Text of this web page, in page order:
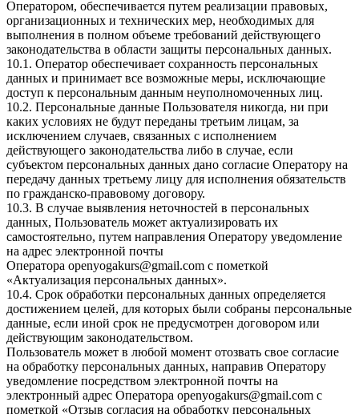
Оператором, обеспечивается путем реализации правовых,
организационных и технических мер, необходимых для
выполнения в полном объеме требований действующего
законодательства в области защиты персональных данных.
10.1. Оператор обеспечивает сохранность персональных
данных и принимает все возможные меры, исключающие
доступ к персональным данным неуполномоченных лиц.
10.2. Персональные данные Пользователя никогда, ни при
каких условиях не будут переданы третьим лицам, за
исключением случаев, связанных с исполнением
действующего законодательства либо в случае, если
субъектом персональных данных дано согласие Оператору на
передачу данных третьему лицу для исполнения обязательств
по гражданско-правовому договору.
10.3. В случае выявления неточностей в персональных
данных, Пользователь может актуализировать их
самостоятельно, путем направления Оператору уведомление
на адрес электронной почты
Оператора openyogakurs@gmail.com с пометкой
«Актуализация персональных данных».
10.4. Срок обработки персональных данных определяется
достижением целей, для которых были собраны персональные
данные, если иной срок не предусмотрен договором или
действующим законодательством.
Пользователь может в любой момент отозвать свое согласие
на обработку персональных данных, направив Оператору
уведомление посредством электронной почты на
электронный адрес Оператора openyogakurs@gmail.com с
пометкой «Отзыв согласия на обработку персональных